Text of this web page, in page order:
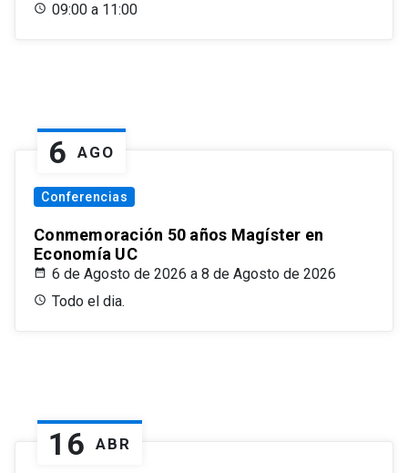
09:00 a 11:00
6 AGO
Conferencias
Conmemoración 50 años Magíster en
Economía UC
6 de Agosto de 2026 a 8 de Agosto de 2026
Todo el dia.
16 ABR